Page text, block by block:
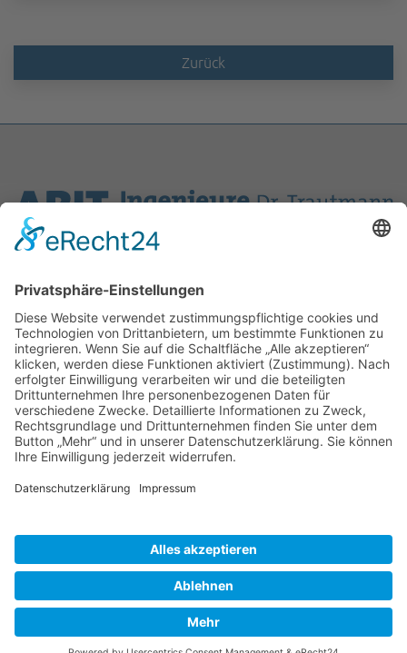
Zurück
Marlene-Dietrich-Allee 14A
+49 331 231 832 00
info@abit-ingenieure.de
LinkedIn
mehr Informationen
© 2026 ABIT Ingenieure Dr. Trautmann GmbH
Impressum|Datenschutz|Cookie-Einstellungen